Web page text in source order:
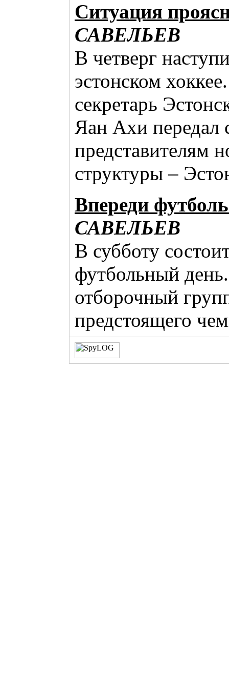
Ситуация
САВЕЛЬЕВ
В четверг
эстонском
секретарь
Яан Ахи передал
представителям
структуры –
Впереди
САВЕЛЬЕВ
В субботу
футбольный
отборочный
предстоящего